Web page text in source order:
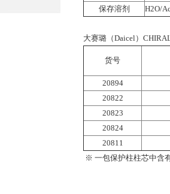
保存溶剂
H2O/
大赛璐（Daicel）
货号
20894
20822
20823
20824
20811
※ 一包保护柱柱芯中含